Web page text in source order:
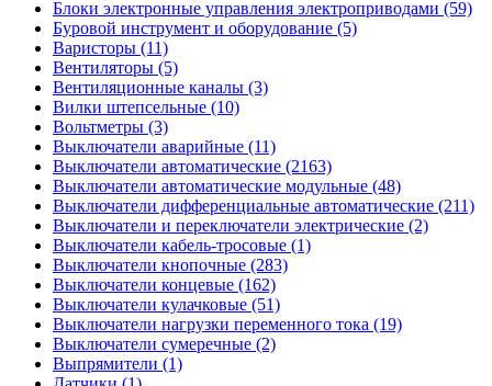
Блоки электронные управления электроприводами (59)
Буровой инструмент и оборудование (5)
Варисторы (11)
Вентиляторы (5)
Вентиляционные каналы (3)
Вилки штепсельные (10)
Вольтметры (3)
Выключатели аварийные (11)
Выключатели автоматические (2163)
Выключатели автоматические модульные (48)
Выключатели дифференциальные автоматические (211)
Выключатели и переключатели электрические (2)
Выключатели кабель-тросовые (1)
Выключатели кнопочные (283)
Выключатели концевые (162)
Выключатели кулачковые (51)
Выключатели нагрузки переменного тока (19)
Выключатели сумеречные (2)
Выпрямители (1)